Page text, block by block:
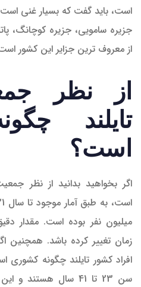
است، باید گفت که بسیار غنی
جزیره سامویی، جزیره کوچانگ،
از معروف ترین جزایر این کشور
از نظر
تایلند
است؟
اگر بخواهید بدانید از نظر
میلیون نفر بوده است. مقدار
زمان تغییر کرده باشد. همچنین
افراد کشور تایلند چگونه کشوری
سن 23 تا 41 سال